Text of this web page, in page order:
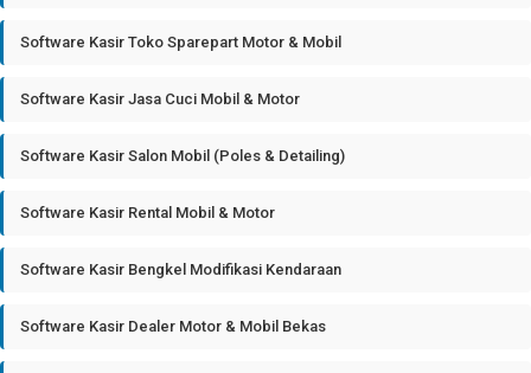
Software Kasir Toko Sparepart Motor & Mobil
Software Kasir Jasa Cuci Mobil & Motor
Software Kasir Salon Mobil (Poles & Detailing)
Software Kasir Rental Mobil & Motor
Software Kasir Bengkel Modifikasi Kendaraan
Software Kasir Dealer Motor & Mobil Bekas